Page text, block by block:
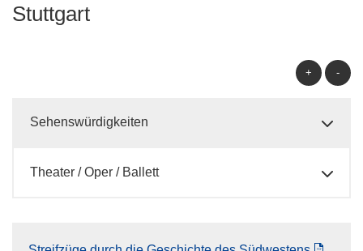
Stuttgart
+ -
Sehenswürdigkeiten
Theater / Oper / Ballett